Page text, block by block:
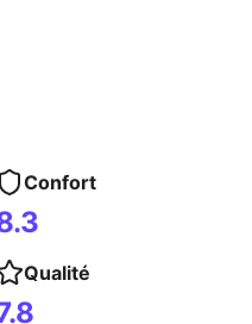
Confort
Qualité